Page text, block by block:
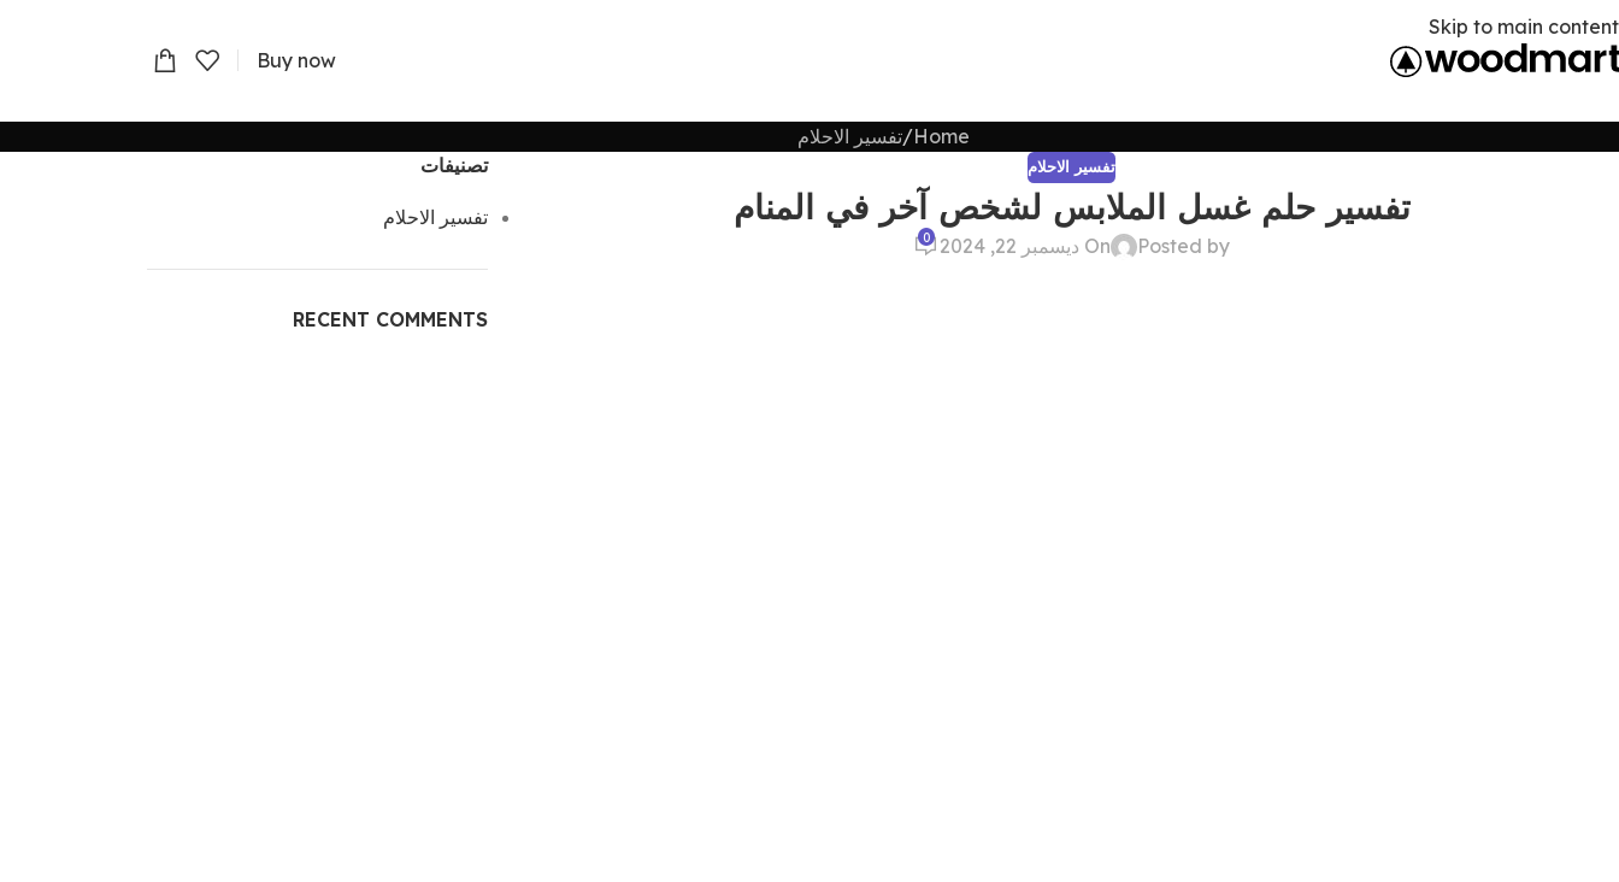
Skip to main content
Buy now
Home تفسير الاحلام
تفسير الاحلام
تفسير حلم غسل الملابس لشخص آخر في المنام
Posted by On ديسمبر 22, 2024 0
تصنيفات
تفسير الاحلام
RECENT COMMENTS